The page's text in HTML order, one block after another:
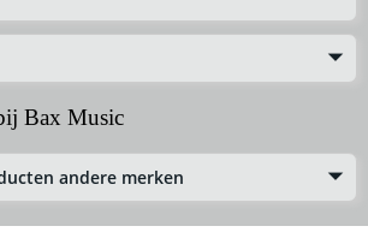
Bax Music
andere merken